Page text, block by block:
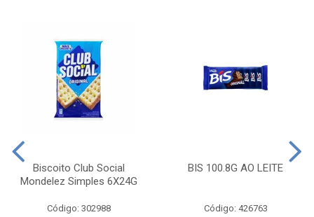
Biscoito Club Social
Mondelez Simples 6X24G
Código: 302988
BIS 100.8G AO LEITE
Código: 426763